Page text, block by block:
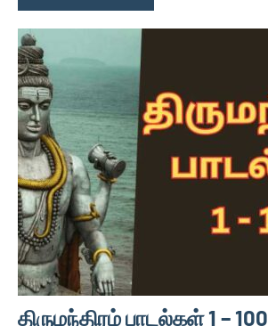
திருமந்திரம் பாடல்கள் 1 – 100